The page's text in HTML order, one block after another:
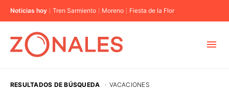
Noticias hoy Tren Sarmiento Moreno Fiesta de la Flor
RESULTADOS DE BÚSQUEDA · VACACIONES